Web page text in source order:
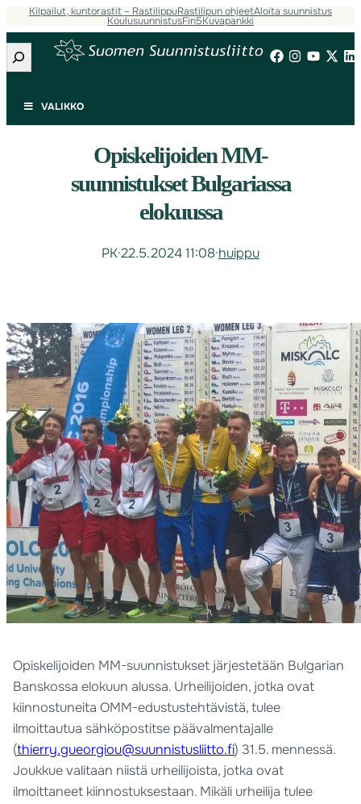
Kilpailut, kuntorastit – RastilippuRastilipun ohjeetAloita suunnistus
KoulusuunnistusFin5Kuvapankki
Etsi
VALIKKO
Opiskelijoiden MM-
suunnistukset Bulgariassa
elokuussa
PK·22.5.2024 11:08·huippu
Opiskelijoiden MM-suunnistukset järjestetään Bulgarian
Banskossa elokuun alussa. Urheilijoiden, jotka ovat
kiinnostuneita OMM-edustustehtävistä, tulee
ilmoittautua sähköpostitse päävalmentajalle
(thierry.gueorgiou@suunnistusliitto.fi) 31.5. mennessä.
Joukkue valitaan niistä urheilijoista, jotka ovat
ilmoittaneet kiinnostuksestaan. Mikäli urheilija tulee